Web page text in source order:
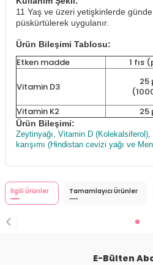
11 Yaş ve üzeri yetişkinlerde
püskürtülerek uygulanır.
Ürün Bileşimi Tablosu:
Etken madde 1 fıs
Vitamin D3
25
Vitamin K2 25
Ürün Bileşimi:
Zeytinyağı, Vitamin D
karışımı (Hindistan cevizi yağı ve
İlgili Ürünler Tamamlayıcı Ürünler
E-Bülten